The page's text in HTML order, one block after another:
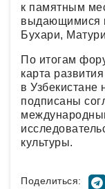
к памятным
выдающимися
Бухари,
По итогам
карта
в Узбекистане
подписаны
культуры.
Поделиться: